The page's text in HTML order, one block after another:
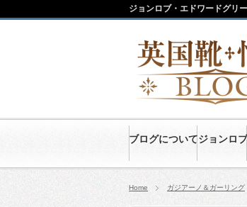
ブログについてジョンロブ
ジョンロブ・エドワードグリ
Home ガジアーノ＆ガーリング